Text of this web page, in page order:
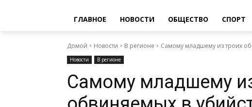
ГЛАВНОЕ НОВОСТИ ОБЩЕСТВО СПОРТ
Домой Новости В регионе Самому младшему из троих
Новости В регионе
Самому младшему